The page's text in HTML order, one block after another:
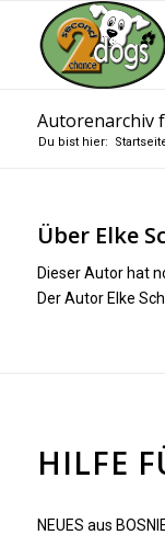
Autorenarchiv
Du bist hier:
Über Elke
Dieser Autor hat
Der Autor Elke
HILFE
NEUES aus